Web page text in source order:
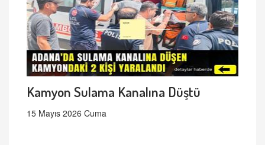
Kamyon Sulama Kanalına Düştü
15 Mayıs 2026 Cuma